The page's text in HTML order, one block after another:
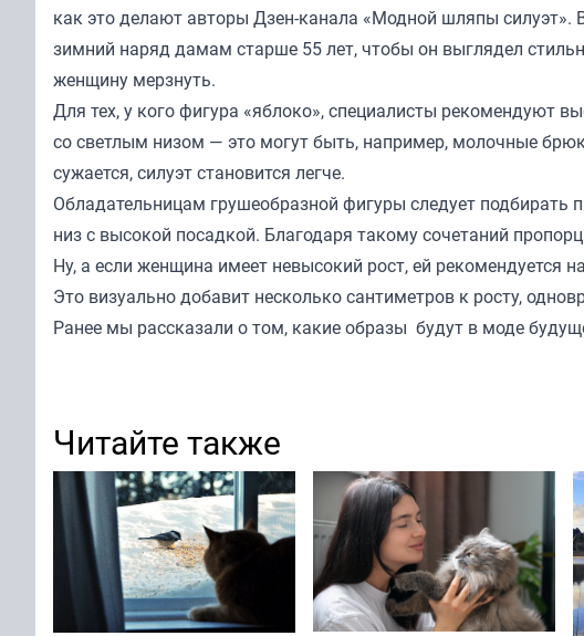
как это делают авторы Дзен-канала «Модной шляпы силуэт».
зимний наряд дамам старше 55 лет, чтобы он выглядел
женщину мерзнуть.
Для тех, у кого фигура «яблоко», специалисты рекомендуют
со светлым низом — это могут быть, например, молочные
сужается, силуэт становится легче.
Обладательницам грушеобразной фигуры следует
низ с высокой посадкой. Благодаря такому сочетаний
Ну, а если женщина имеет невысокий рост, ей рекомендуется
Это визуально добавит несколько сантиметров к росту,
Ранее мы рассказали о том, какие образы будут в моде
Читайте также